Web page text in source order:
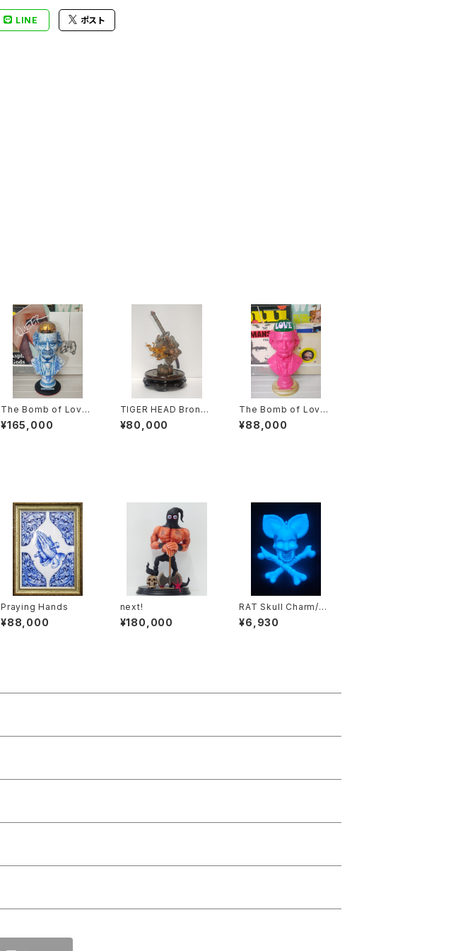
LINE ポスト
The Bomb of Love
(Ceramic-Style pain
t)
¥165,000
TIGER HEAD Bronze
paint
¥80,000
The Bomb of Love
(brilliant pink)
¥88,000
Praying Hands
¥88,000
next!
¥180,000
RAT Skull Charm/Gl
ow in the Dark青発光
¥6,930